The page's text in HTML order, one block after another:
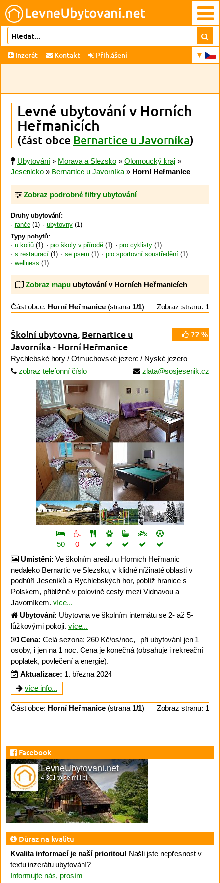
Inzerát Kontakt Přihlášení
Levné ubytování v Horních
Heřmanicích
(část obce Bernartice u Javorníka)
Ubytování » Morava a Slezsko » Olomoucký kraj »
Jesenicko » Bernartice u Javorníka » Horní Heřmanice
Zobraz podrobné filtry ubytování
Druhy ubytování:
ranče(1) ubytovny(1)
Typy pobytů:
u koňů(1) pro školy v přírodě(1) pro cyklisty(1)
s restaurací (1) se psem (1) pro sportovní soustředění (1)
wellness (1)
Zobraz mapuubytování v Horních Heřmanicích
Část obce: Horní Heřmanice (strana 1/1) Zobraz stranu: 1
?? %
Školní ubytovna, Bernartice u
Javorníka - Horní Heřmanice
Rychlebské hory / Otmuchovské jezero / Nyské jezero
zobraz telefonní číslo
zlata@sosjesenik.cz
50
0
Umístění: Ve školním areálu u Horních Heřmanic
nedaleko Bernartic ve Slezsku, v klidné nížinaté oblasti v
podhůří Jeseníků a Rychlebských hor, poblíž hranice s
Polskem, přibližně v polovině cesty mezi Vidnavou a
Javorníkem. více...
Ubytování: Ubytovna ve školním internátu se 2- až 5-
lůžkovými pokoji. více...
Cena: Celá sezona: 260 Kč/os/noc, i při ubytování jen 1
osoby, i jen na 1 noc. Cena je konečná (obsahuje i rekreační
poplatek, povlečení a energie).
Aktualizace: 1. března 2024
více info...
Část obce: Horní Heřmanice (strana 1/1) Zobraz stranu: 1
Facebook
LevneUbytovani.net
4 301 to se mi líbí
Důraz na kvalitu
Kvalita informací je naší prioritou! Našli jste nepřesnost v
textu inzerátu ubytování?
Informujte nás, prosím